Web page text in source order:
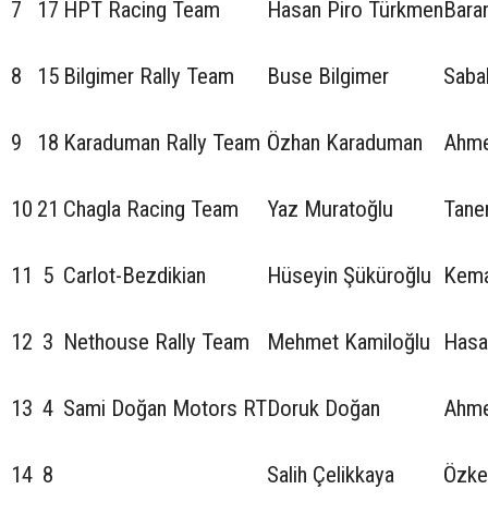
7 17 HPT Racing Team Hasan Piro Türkmen
8 15 Bilgimer Rally Team Buse Bilgimer
9 18 Karaduman Rally Team Özhan Karaduman
10 21 Chagla Racing Team Yaz Muratoğlu
11 5 Carlot-Bezdikian Hüseyin Şüküroğlu
12 3 Nethouse Rally Team Mehmet Kamiloğlu
13 4 Sami Doğan Motors RTDoruk Doğan
14 8 Salih Çelikkaya